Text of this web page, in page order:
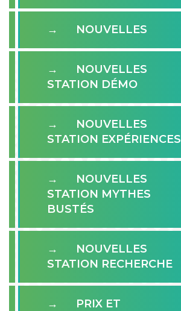
NOUVELLES
NOUVELLES
STATION DÉMO
NOUVELLES
STATION EXPÉRIENCES
NOUVELLES
STATION MYTHES
BUSTÉS
NOUVELLES
STATION RECHERCHE
PRIX ET